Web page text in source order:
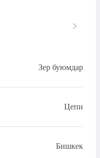
Зер буюмдар
Цепи
Бишкек